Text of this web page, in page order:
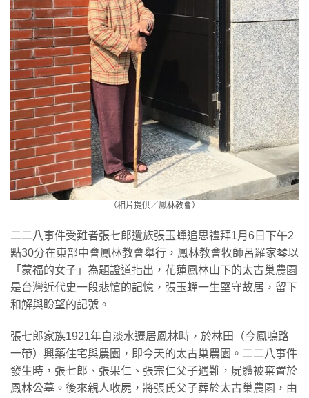
（相片提供／鳳林教會）
二二八事件受難者張七郎遺族張玉蟬追思禮拜1月6日下午2
點30分在東部中會鳳林教會舉行，鳳林教會牧師呂羅家琴以
「蒙福的女子」為題證道指出，花蓮鳳林山下的太古巢農園
是台灣近代史一段悲愴的記憶，張玉蟬一生堅守故居，留下
和解與盼望的記號。
張七郎家族1921年自淡水遷居鳳林時，於林田（今鳳鳴路
一帶）興築住宅與農園，即今天的太古巢農園。二二八事件
發生時，張七郎、張果仁、張宗仁父子遇難，屍體被棄置於
鳳林公墓。後來親人收屍，將張氏父子葬於太古巢農園，由